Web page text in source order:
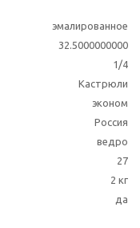
эмалированное
32.5000000000
1/4
Кастрюли
эконом
Россия
ведро
27
2 кг
да